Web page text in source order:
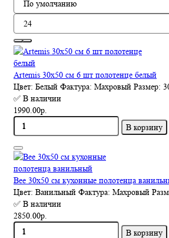
Artemis 30х50 см 6 шт полотенце белый
Цвет: Белый Фактура: Махровый Размер:
✅ В наличии
1990.00р.
В корзину
Bee 30x50 см кухонные полотенца
Цвет: Ванильный Фактура: Махровый
✅ В наличии
2850.00р.
В корзину